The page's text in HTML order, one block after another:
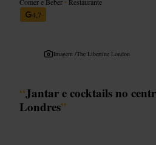
4,7
Imagem /The Libertine London
“Jantar e cocktails no
Londres”